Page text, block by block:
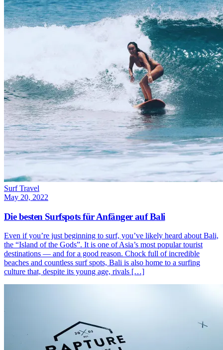
Surf Travel
May 20, 2022
Die besten Surfspots für Anfänger auf Bali
Even if you’re just beginning to surf, you’ve likely heard about Bali,
the “Island of the Gods”. It is one of Asia’s most popular tourist
destinations — and for a good reason. Chock full of incredible
beaches and countless surf spots, Bali is also home to a surfing
culture that, despite its young age, rivals […]